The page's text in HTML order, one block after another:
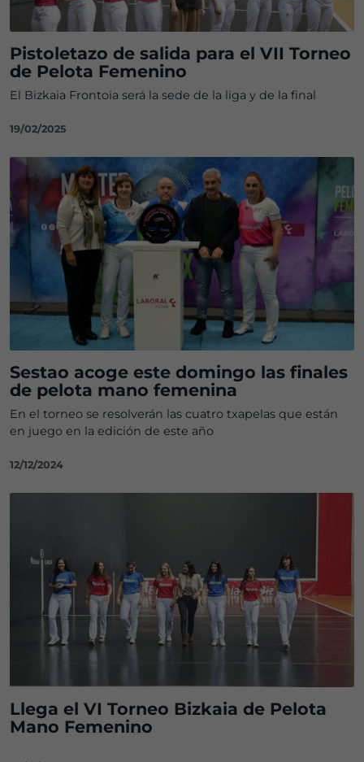
Pistoletazo de salida para el VII Torneo
de Pelota Femenino
El Bizkaia Frontoia será la sede de la liga y de la final
19/02/2025
Sestao acoge este domingo las finales
de pelota mano femenina
En el torneo se resolverán las cuatro txapelas que están
en juego en la edición de este año
12/12/2024
Llega el VI Torneo Bizkaia de Pelota
Mano Femenino